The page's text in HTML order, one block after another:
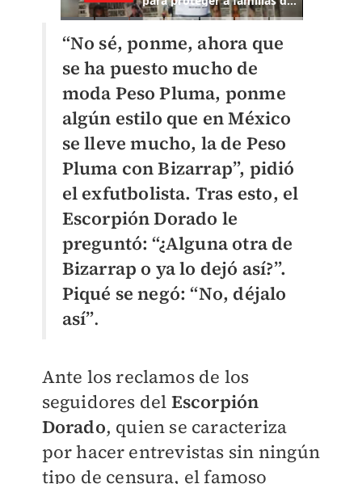
“No sé, ponme, ahora que
se ha puesto mucho de
moda Peso Pluma, ponme
algún estilo que en México
se lleve mucho, la de Peso
Pluma con Bizarrap”, pidió
el exfutbolista. Tras esto, el
Escorpión Dorado le
preguntó: “¿Alguna otra de
Bizarrap o ya lo dejó así?”.
Piqué se negó: “No, déjalo
así”.
Ante los reclamos de los
seguidores del Escorpión
Dorado, quien se caracteriza
por hacer entrevistas sin ningún
tipo de censura, el famoso